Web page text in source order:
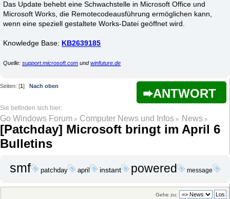
Das Update behebt eine Schwachstelle in Microsoft Office und
Microsoft Works, die Remotecodeausführung ermöglichen kann,
wenn eine speziell gestaltete Works-Datei geöffnet wird.
Knowledge Base: KB2639185
Quelle:support.microsoft.com undwinfuture.de
ANTWORT
Seiten: [1] Nach oben
Go Windows Forum » Computer News und Infos » News»
[Patchday] Microsoft bringt im April 6
Bulletins
smf patchday april instant powered message
Gehe zu: